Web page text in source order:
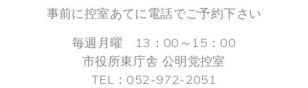
事前に控室あてに電話でご予約下さい
毎週月曜 13：00～15：00
市役所東庁舎 公明党控室
TEL：052-972-2051